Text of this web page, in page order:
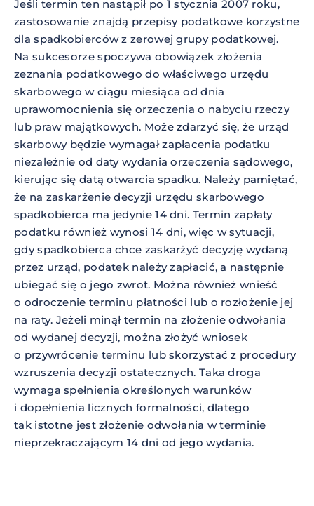
Jeśli termin ten nastąpił po 1 stycznia 2007 roku,
zastosowanie znajdą przepisy podatkowe korzystne
dla spadkobierców z zerowej grupy podatkowej.
Na sukcesorze spoczywa obowiązek złożenia
zeznania podatkowego do właściwego urzędu
skarbowego w ciągu miesiąca od dnia
uprawomocnienia się orzeczenia o nabyciu rzeczy
lub praw majątkowych. Może zdarzyć się, że urząd
skarbowy będzie wymagał zapłacenia podatku
niezależnie od daty wydania orzeczenia sądowego,
kierując się datą otwarcia spadku. Należy pamiętać,
że na zaskarżenie decyzji urzędu skarbowego
spadkobierca ma jedynie 14 dni. Termin zapłaty
podatku również wynosi 14 dni, więc w sytuacji,
gdy spadkobierca chce zaskarżyć decyzję wydaną
przez urząd, podatek należy zapłacić, a następnie
ubiegać się o jego zwrot. Można również wnieść
o odroczenie terminu płatności lub o rozłożenie jej
na raty. Jeżeli minął termin na złożenie odwołania
od wydanej decyzji, można złożyć wniosek
o przywrócenie terminu lub skorzystać z procedury
wzruszenia decyzji ostatecznych. Taka droga
wymaga spełnienia określonych warunków
i dopełnienia licznych formalności, dlatego
tak istotne jest złożenie odwołania w terminie
nieprzekraczającym 14 dni od jego wydania.